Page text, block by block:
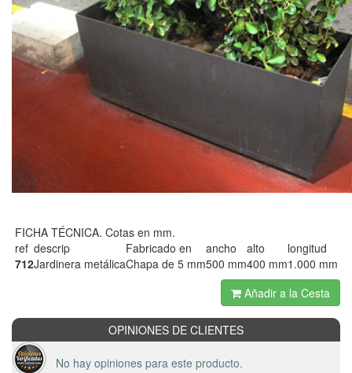
FICHA TÉCNICA. Cotas en mm.
ref descrip Fabricado en ancho alto
longitud
712Jardinera metálicaChapa de 5 mm500 mm400 mm1.000 mm
Añadir a la Cesta
OPINIONES DE CLIENTES
No hay opiniones para este producto.